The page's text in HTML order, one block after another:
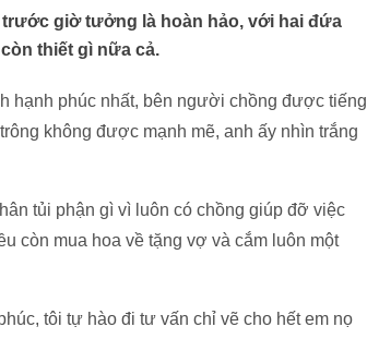
giờ tưởng là hoàn hảo, với hai đứa
thiết gì nữa cả.
hạnh phúc nhất, bên người chồng được tiếng
không được mạnh mẽ, anh ấy nhìn trắng
tủi phận gì vì luôn có chồng giúp đỡ việc
còn mua hoa về tặng vợ và cắm luôn một
tôi tự hào đi tư vấn chỉ vẽ cho hết em nọ